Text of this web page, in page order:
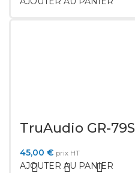
TruAudio GR-79S
45,00 € prix HT
AJOUTER AU PANIER